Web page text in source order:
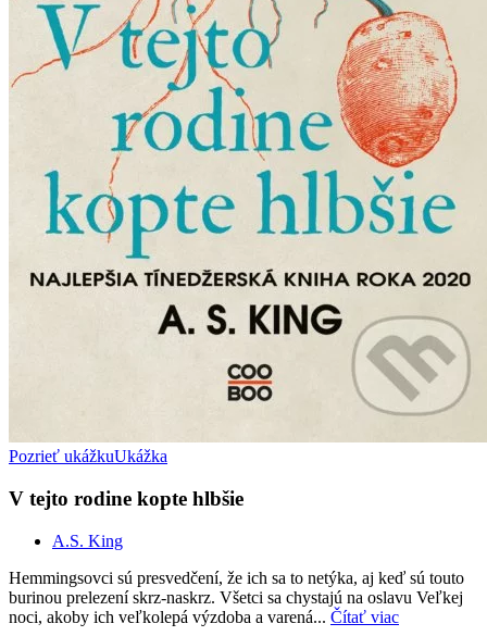
Pozrieť ukážkuUkážka
V tejto rodine kopte hlbšie
A.S. King
Hemmingsovci sú presvedčení, že ich sa to netýka, aj keď sú touto
burinou prelezení skrz-naskrz. Všetci sa chystajú na oslavu Veľkej
noci, akoby ich veľkolepá výzdoba a varená... Čítať viac